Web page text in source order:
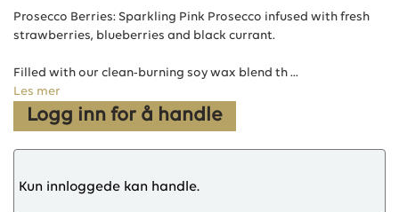
Prosecco Berries: Sparkling Pink Prosecco infused with fresh
strawberries, blueberries and black currant.
Filled with our clean-burning soy wax blend th ...
Les mer
Logg inn for å handle
Kun innloggede kan handle.